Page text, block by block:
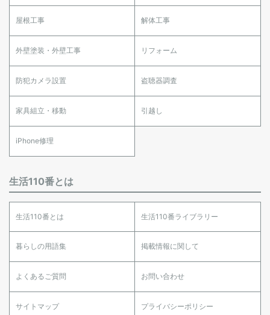
屋根工事 解体工事
外壁塗装・外壁工事 リフォーム
防犯カメラ設置 盗聴器調査
家具組立・移動 引越し
iPhone修理
生活110番とは
生活110番とは 生活110番ライブラリー
暮らしの用語集 掲載情報に関して
よくあるご質問 お問い合わせ
サイトマップ プライバシーポリシー